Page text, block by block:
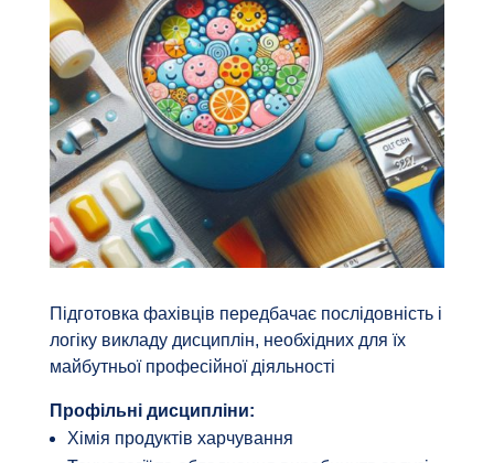
Підготовка фахівців передбачає послідовність і
логіку викладу дисциплін, необхідних для їх
майбутньої професійної діяльності
Профільні дисципліни:
Хімія продуктів харчування